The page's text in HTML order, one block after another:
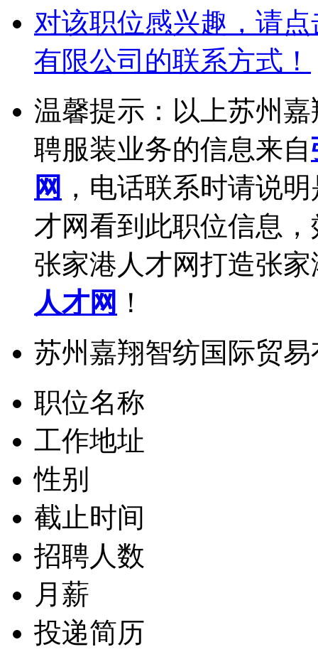
对该职位感兴趣，请
有限公司的联系方式！
温馨提示：以上苏州
聘服装业务的信息来自
网 ，电话联系时请说
才网看到此职位信息
张家港人才网打造张
人才网 ！
苏州嘉翔智纺国际贸
职位名称
工作地址
性别
截止时间
招聘人数
月薪
投递简历